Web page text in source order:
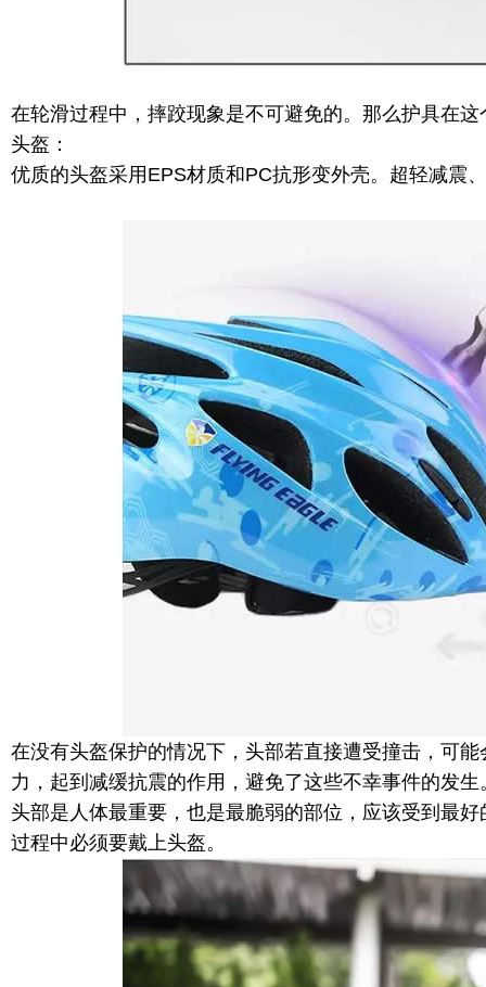
在轮滑过程中，摔跤现象是不可避免的。那么护具在
头盔：
优质的头盔采用EPS材质和PC抗形变外壳。超轻减震
在没有头盔保护的情况下，头部若直接遭受撞击，可
力，起到减缓抗震的作用，避免了这些不幸事件的发生
头部是人体最重要，也是最脆弱的部位，应该受到最
过程中必须要戴上头盔。